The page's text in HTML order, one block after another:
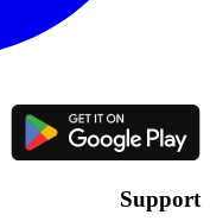
Support